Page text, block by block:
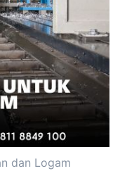
dan Logam